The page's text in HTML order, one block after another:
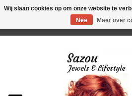
Wij slaan cookies op om onze website te
Nee
Meer over